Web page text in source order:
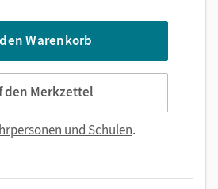
Warenkorb
den Merkzettel
und Schulen.